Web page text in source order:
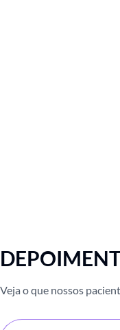
Veja o que nossos